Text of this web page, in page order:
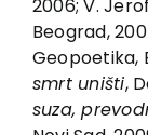
2006; V.
Beograd,
Geopoetika,
smrt uništi,
suza,